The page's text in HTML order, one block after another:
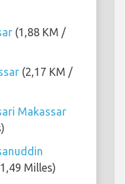
(1,88 KM /
(2,17 KM /
Makassar
Milles)